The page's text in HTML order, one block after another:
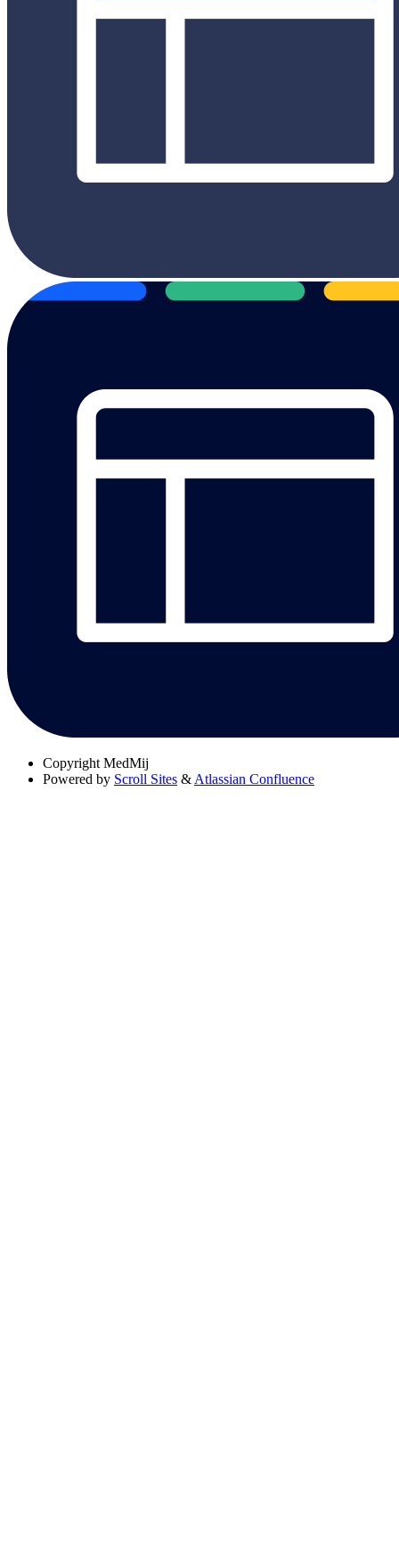
Copyright MedMij
Powered by Scroll Sites & Atlassian Confluence